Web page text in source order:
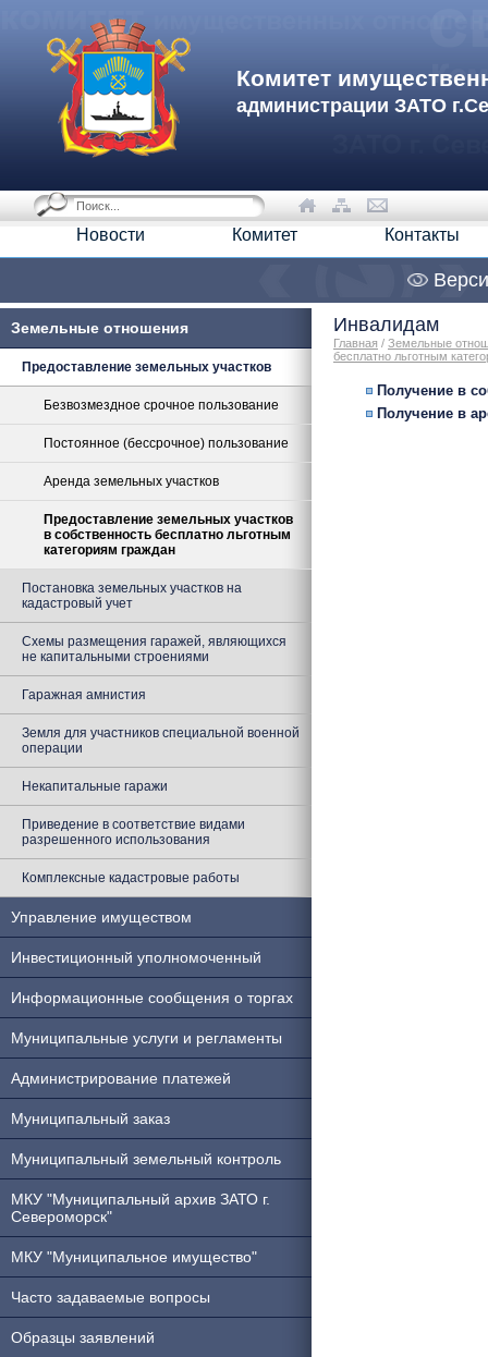
Комитет
администрации ЗАТО
Новости Комитет Контакты
Земельные отношения
Предоставление земельных участков
Безвозмездное срочное пользование
Постоянное (бессрочное) пользование
Аренда земельных участков
Предоставление земельных участков
в собственность бесплатно льготным
категориям граждан
Постановка земельных участков на
кадастровый учет
Схемы размещения гаражей, являющихся
не капитальными строениями
Гаражная амнистия
Земля для участников специальной военной
операции
Некапитальные гаражи
Приведение в соответствие видами
разрешенного использования
Комплексные кадастровые работы
Управление имуществом
Инвестиционный уполномоченный
Информационные сообщения о торгах
Муниципальные услуги и регламенты
Администрирование платежей
Муниципальный заказ
Муниципальный земельный контроль
МКУ "Муниципальный архив ЗАТО г.
Североморск"
МКУ "Муниципальное имущество"
Часто задаваемые вопросы
Образцы заявлений
Инвалидам
Главная / Земельные
бесплатно льготным
Получение в
Получение в